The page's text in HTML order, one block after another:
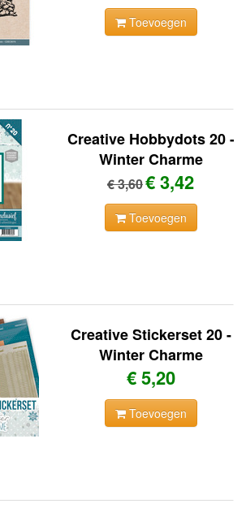
Toevoegen
Creative Hobbydots 20 -
Winter Charme
€ 3,60€ 3,42
Toevoegen
Creative Stickerset 20 -
Winter Charme
€ 5,20
Toevoegen